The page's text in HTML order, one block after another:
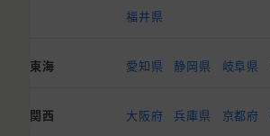
福井県
東海 愛知県 静岡県 岐阜県
関西 大阪府 兵庫県 京都府